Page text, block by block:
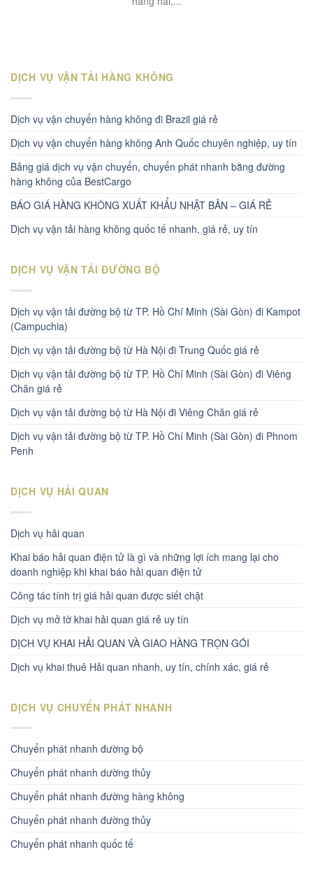
DỊCH VỤ VẬN TẢI HÀNG KHÔNG
Dịch vụ vận chuyển hàng không đi Brazil giá rẻ
Dịch vụ vận chuyển hàng không Anh Quốc chuyên nghiệp, uy tín
Bảng giá dịch vụ vận chuyển, chuyển phát nhanh bằng đường
hàng không của BestCargo
BÁO GIÁ HÀNG KHÔNG XUẤT KHẨU NHẬT BẢN – GIÁ RẺ
Dịch vụ vận tải hàng không quốc tế nhanh, giá rẻ, uy tín
DỊCH VỤ VẬN TẢI ĐƯỜNG BỘ
Dịch vụ vận tải đường bộ từ TP. Hồ Chí Minh (Sài Gòn) đi Kampot
(Campuchia)
Dịch vụ vận tải đường bộ từ Hà Nội đi Trung Quốc giá rẻ
Dịch vụ vận tải đường bộ từ TP. Hồ Chí Minh (Sài Gòn) đi Viêng
Chăn giá rẻ
Dịch vụ vận tải đường bộ từ Hà Nội đi Viêng Chăn giá rẻ
Dịch vụ vận tải đường bộ từ TP. Hồ Chí Minh (Sài Gòn) đi Phnom
Penh
DỊCH VỤ HẢI QUAN
Dịch vụ hải quan
Khai báo hải quan điện tử là gì và những lợi ích mang lại cho
doanh nghiệp khi khai báo hải quan điện tử
Công tác tính trị giá hải quan được siết chặt
Dịch vụ mở tờ khai hải quan giá rẻ uy tín
DỊCH VỤ KHAI HẢI QUAN VÀ GIAO HÀNG TRỌN GÓI
Dịch vụ khai thuê Hải quan nhanh, uy tín, chính xác, giá rẻ
DỊCH VỤ CHUYỂN PHÁT NHANH
Chuyển phát nhanh đường bộ
Chuyển phát nhanh dường thủy
Chuyển phát nhanh đường hàng không
Chuyển phát nhanh đường thủy
Chuyển phát nhanh quốc tế